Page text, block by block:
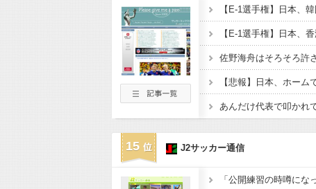
15 J2サッカー通信